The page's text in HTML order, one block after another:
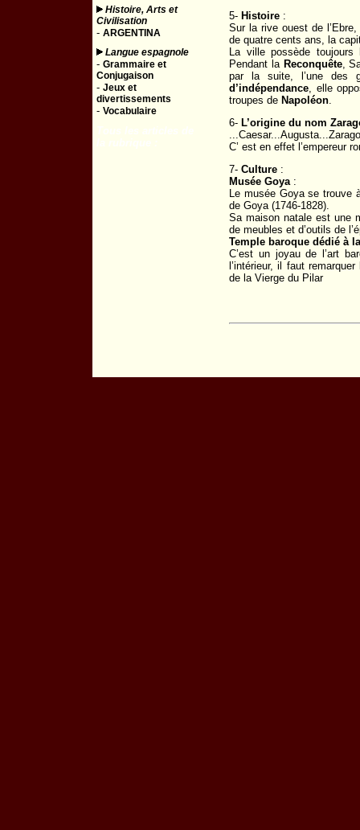
Histoire, Arts et
Civilisation
- ARGENTINA
Langue espagnole
- Grammaire et
Conjugaison
- Jeux et
divertissements
- Vocabulaire
5- Histoire :
Sur la rive ouest de
de quatre cents ans, la
La ville possède
Pendant la Reconquête,
par la suite, l’une des
d’indépendance, elle
troupes de Napoléon.
6- L’origine du nom
C’ est en effet l’empereur
7- Culture :
Musée Goya:
Le musée Goya se trouve
de Goya (1746-1828).
Sa maison natale est une
de meubles et d’outils de
Temple baroque dédié à
C’est un joyau de l’art
l’intérieur, il faut
de la Vierge du Pilar